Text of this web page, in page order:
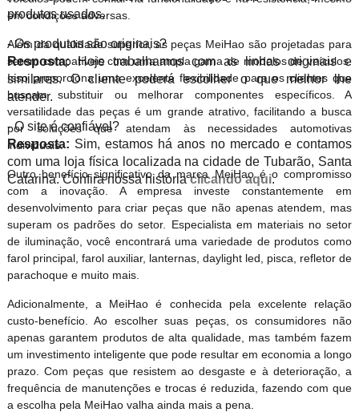
produtos usados.
- Os produtos são originais?
Resposta:Hoje trabalhamos com as linhas originais e
similares. O cliente poderá escolher o que melhor lhe
atender.
- O site é confiável?
Resposta: Sim, estamos há anos no mercado e contamos
com uma loja física localizada na cidade de Tubarão, Santa
Catarina. Confira nossa históriaclicando aqui.
em condições adversas.
Além da qualidade superior, as peças MeiHao são projetadas para
serem compatíveis com uma ampla gama de modelos de veículos.
Isso proporciona uma excelente flexibilidade para os clientes que
buscam substituir ou melhorar componentes específicos. A
versatilidade das peças é um grande atrativo, facilitando a busca
por soluções que atendam às necessidades automotivas
individuais.
Outro benefício significativo da marca MeiHao é o compromisso
com a inovação. A empresa investe constantemente em
desenvolvimento para criar peças que não apenas atendem, mas
superam os padrões do setor. Especialista em materiais no setor
de iluminação, você encontrará uma variedade de produtos como
farol principal, farol auxiliar, lanternas, daylight led, pisca, refletor de
parachoque e muito mais.
Adicionalmente, a MeiHao é conhecida pela excelente relação
custo-benefício. Ao escolher suas peças, os consumidores não
apenas garantem produtos de alta qualidade, mas também fazem
um investimento inteligente que pode resultar em economia a longo
prazo. Com peças que resistem ao desgaste e à deterioração, a
frequência de manutenções e trocas é reduzida, fazendo com que
a escolha pela MeiHao valha ainda mais a pena.